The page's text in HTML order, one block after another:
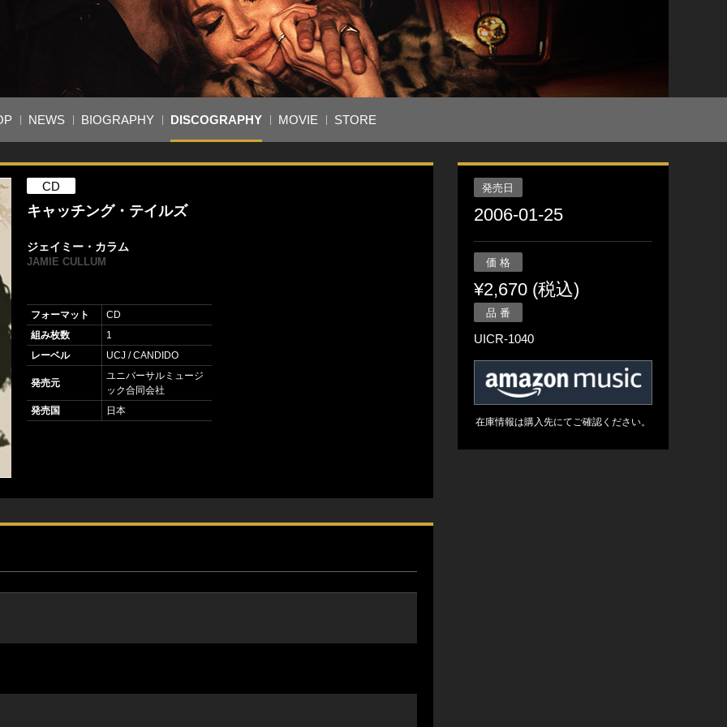
NEWS BIOGRAPHY DISCOGRAPHY MOVIE STORE
CD
キャッチング・テイルズ
ジェイミー・カラム
JAMIE CULLUM
フォーマット
CD
組み枚数
1
レーベル
UCJ / CANDIDO
発売元
ユニバーサルミュージ
ック合同会社
発売国
日本
発売日
2006-01-25
価 格
¥2,670 (税込)
品 番
UICR-1040
在庫情報は購入先にてご確認ください。